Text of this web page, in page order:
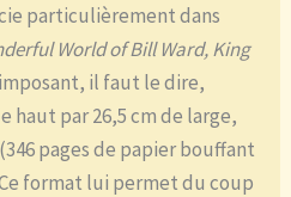
particulièrement dans
World of Bill Ward, King
il faut le dire,
haut par 26,5 cm de large,
pages de papier bouffant
format lui permet du coup